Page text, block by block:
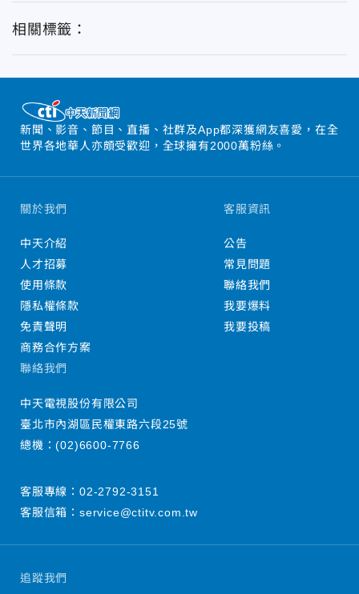
相關標籤：
新聞、影音、節目、直播、社群及App都深獲網友喜愛，在全
世界各地華人亦頗受歡迎，全球擁有2000萬粉絲。
追蹤我們
關於我們
中天介紹
人才招募
使用條款
隱私權條款
免責聲明
商務合作方案
客服資訊
公告
常見問題
聯絡我們
我要爆料
我要投稿
聯絡我們
中天電視股份有限公司
臺北市內湖區民權東路六段25號
總機：(02)6600-7766
客服專線： 02-2792-3151
客服信箱： service@ctitv.com.tw